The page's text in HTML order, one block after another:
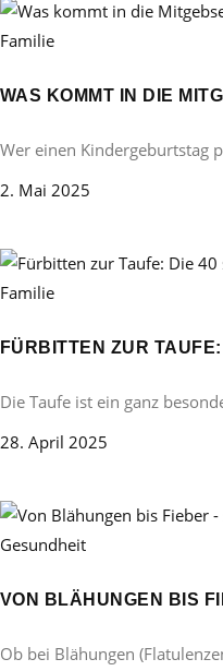
Familie
WAS KOMMT IN DIE
Wer einen Kindergeburtstag
2. Mai 2025
Familie
FÜRBITTEN ZUR
Die Taufe ist ein ganz
28. April 2025
Gesundheit
VON BLÄHUNGEN BIS
Ob bei Blähungen